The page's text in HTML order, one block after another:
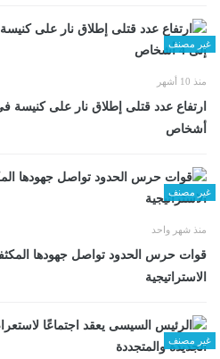
غير مصنف
منذ 10 أشهر
أشخاص
غير مصنف
منذ شهر واحد
قوات حرس الحدود تواصل جهودها
الاستراتيجية
غير مصنف